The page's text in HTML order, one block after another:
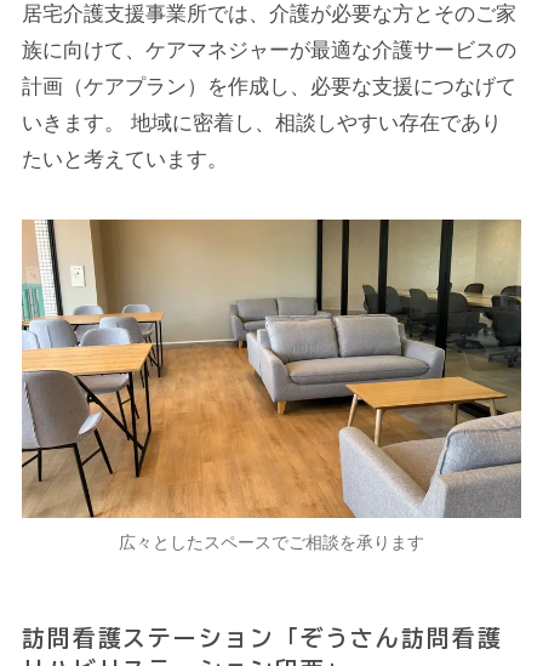
居宅介護支援事業所では、介護が必要な方とそのご家
族に向けて、ケアマネジャーが最適な介護サービスの
計画（ケアプラン）を作成し、必要な支援につなげて
いきます。 地域に密着し、相談しやすい存在であり
たいと考えています。
広々としたスペースでご相談を承ります
訪問看護ステーション「ぞうさん訪問看護